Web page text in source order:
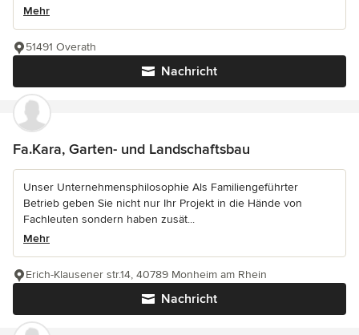
Mehr
Nachricht
51491 Overath
Fa.Kara, Garten- und Landschaftsbau
Unser Unternehmensphilosophie Als Familiengeführter
Betrieb geben Sie nicht nur Ihr Projekt in die Hände von
Fachleuten sondern haben zusät...
Mehr
Nachricht
Erich-Klausener str.14, 40789 Monheim am Rhein